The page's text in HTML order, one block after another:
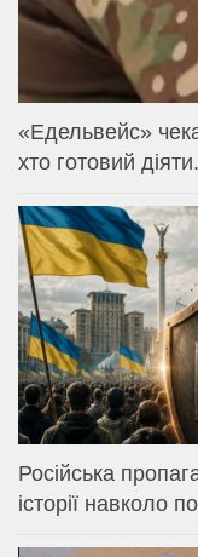
«Едельвейс»
хто готовий
Російська
історії навколо